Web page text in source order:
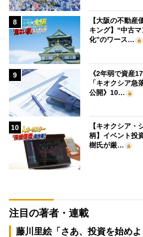
8
【大阪の不動産
キング】“中古
化”のワース…
9
《2年弱で資産
「キオクシア急
公開》10…
10
【キオクシア・
柄】イベント投
樹氏が厳…
注目の著者・連載
藤川里絵「さあ、投資を始めよ